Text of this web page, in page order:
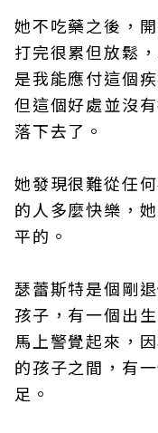
她不吃藥之後，
打完很累但放鬆
是我能應付這個
但這個好處並沒
落下去了。
她發現很難從任
的人多麼快樂，
平的。
瑟蕾斯特是個剛
孩子，有一個出
馬上警覺起來，
的孩子之間，有
足。